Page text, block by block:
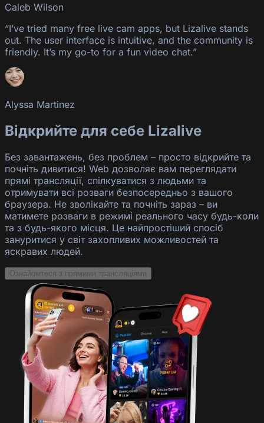
Caleb Wilson
“I’ve tried many free live cam apps, but Lizalive stands
out. The user interface is intuitive, and the community is
friendly. It’s my go-to for a fun video chat.”
Alyssa Martinez
Відкрийте для себе Lizalive
Без завантажень, без проблем – просто відкрийте та
почніть дивитися! Web дозволяє вам переглядати
прямі трансляції, спілкуватися з людьми та
отримувати всі розваги безпосередньо з вашого
браузера. Не зволікайте та почніть зараз – ви
матимете розваги в режимі реального часу будь-коли
та з будь-якого місця. Це найпростіший спосіб
зануритися у світ захопливих можливостей та
яскравих людей.
Ознайомтеся з прямими трансляціями